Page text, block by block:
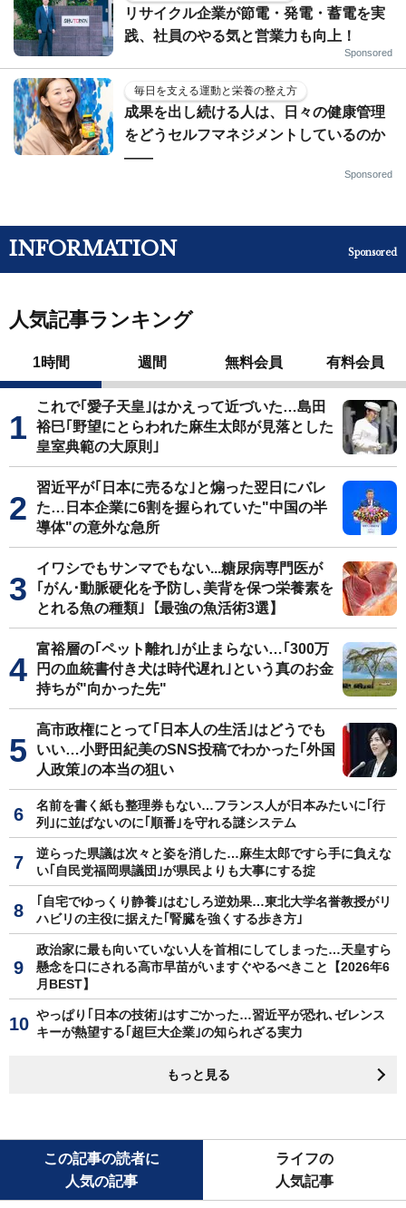
リサイクル企業が節電・発電・蓄電を実
践、社員のやる気と営業力も向上！
Sponsored
毎日を支える運動と栄養の整え方
成果を出し続ける人は、日々の健康管理
をどうセルフマネジメントしているのか
——
Sponsored
INFORMATION Sponsored
人気記事ランキング
1時間 週間 無料会員 有料会員
これで｢愛子天皇｣はかえって近づいた…島田
裕巳｢野望にとらわれた麻生太郎が見落とした
皇室典範の大原則｣
習近平が｢日本に売るな｣と煽った翌日にバレ
た…日本企業に6割を握られていた"中国の半
導体"の意外な急所
イワシでもサンマでもない...糖尿病専門医が
｢がん･動脈硬化を予防し､美背を保つ栄養素を
とれる魚の種類｣【最強の魚活術3選】
富裕層の｢ペット離れ｣が止まらない…｢300万
円の血統書付き犬は時代遅れ｣という真のお金
持ちが"向かった先"
高市政権にとって｢日本人の生活｣はどうでも
いい…小野田紀美のSNS投稿でわかった｢外国
人政策｣の本当の狙い
名前を書く紙も整理券もない…フランス人が日本みたいに｢行
列｣に並ばないのに｢順番｣を守れる謎システム
逆らった県議は次々と姿を消した…麻生太郎ですら手に負えな
い｢自民党福岡県議団｣が県民よりも大事にする掟
｢自宅でゆっくり静養｣はむしろ逆効果…東北大学名誉教授がリ
ハビリの主役に据えた｢腎臓を強くする歩き方｣
政治家に最も向いていない人を首相にしてしまった…天皇すら
懸念を口にされる高市早苗がいますぐやるべきこと【2026年6
月BEST】
やっぱり｢日本の技術｣はすごかった…習近平が恐れ､ゼレンス
キーが熱望する｢超巨大企業｣の知られざる実力
もっと見る
この記事の読者に
人気の記事
ライフの
人気記事